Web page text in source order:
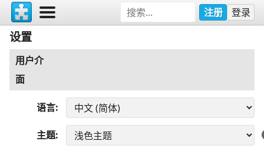
注册 登录
设置
用户介
面
语言
主题